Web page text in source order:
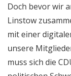
Doch bevor wir
Linstow
mit einer
unsere
muss sich die